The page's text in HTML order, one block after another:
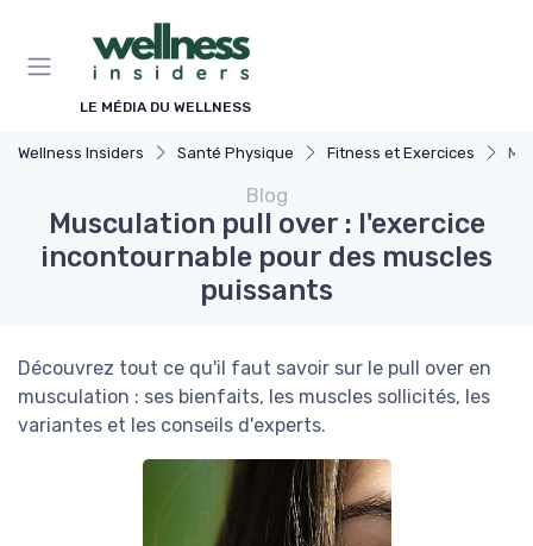
LE MÉDIA DU WELLNESS
Wellness Insiders Santé Physique Fitness et Exercices
Blog
Musculation pull over : l'exercice
incontournable pour des muscles
puissants
Découvrez tout ce qu'il faut savoir sur le pull over en
musculation : ses bienfaits, les muscles sollicités, les
variantes et les conseils d'experts.